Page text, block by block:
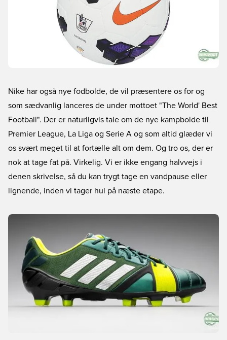
Nike har også nye fodbolde, de vil præsentere os for og
som sædvanlig lanceres de under mottoet "The World' Best
Football". Der er naturligvis tale om de nye kampbolde til
Premier League, La Liga og Serie A og som altid glæder vi
os svært meget til at fortælle alt om dem. Og tro os, der er
nok at tage fat på. Virkelig. Vi er ikke engang halvvejs i
denen skrivelse, så du kan trygt tage en vandpause eller
lignende, inden vi tager hul på næste etape.